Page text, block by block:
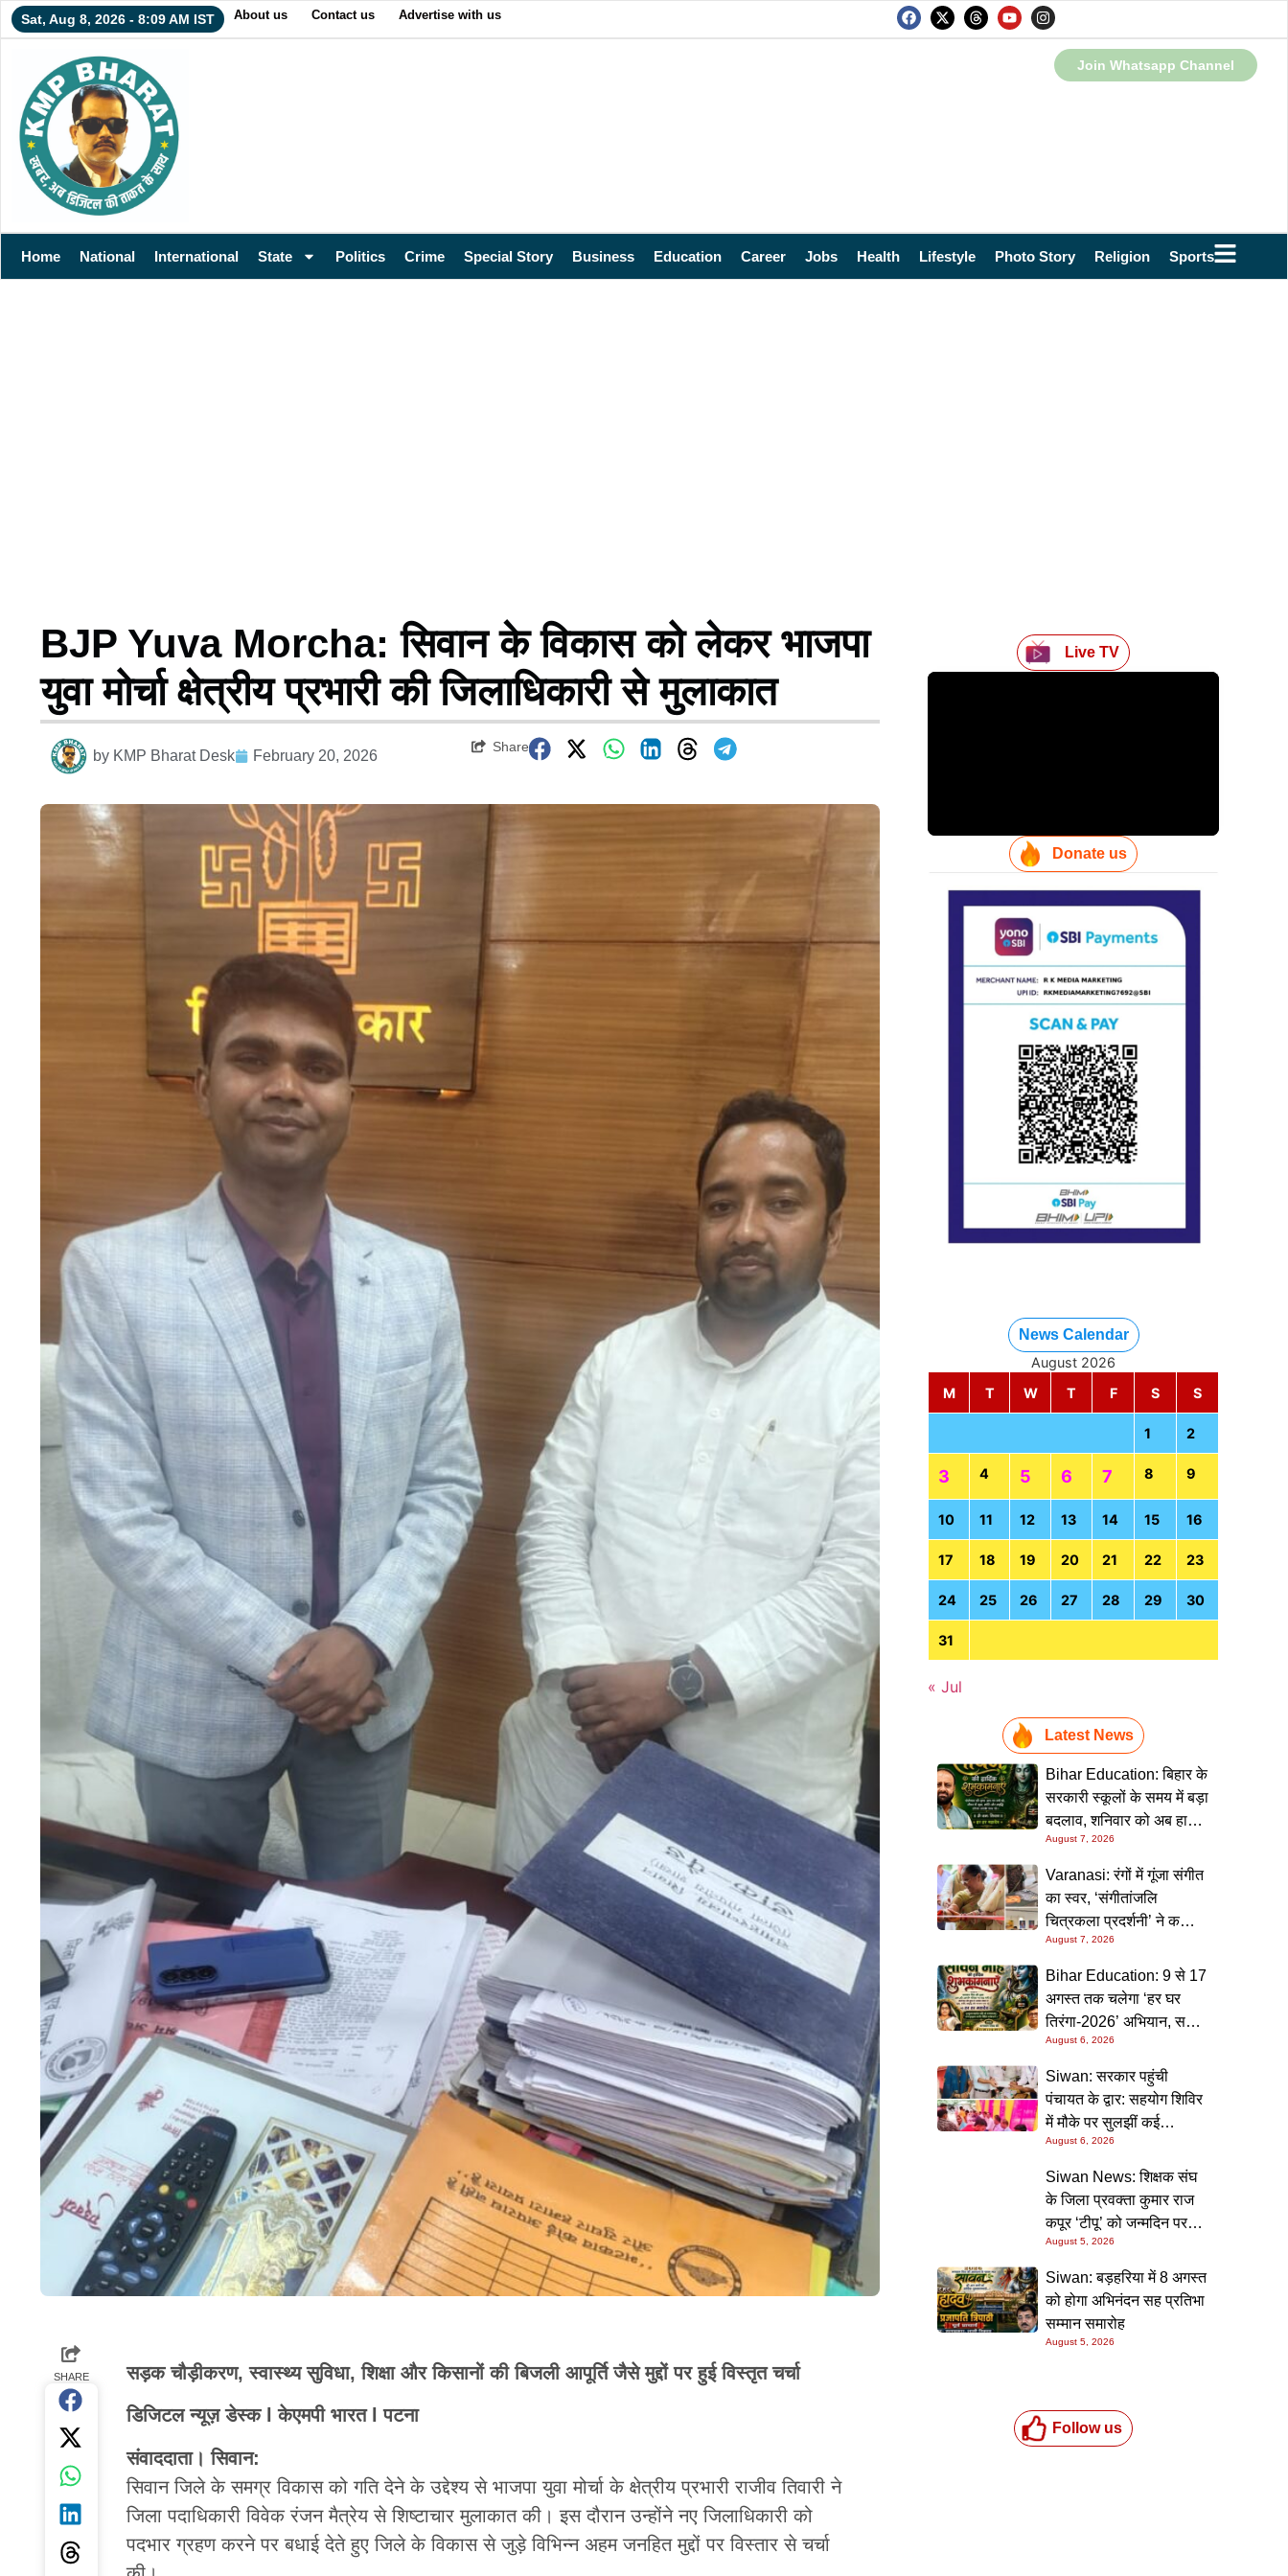
Sat, Aug 8, 2026 - 8:09 AM IST About us Contact us Advertise with us
Join Whatsapp Channel
Home National International State Politics Crime Special Story Business Education Career Jobs Health Lifestyle Photo Story Religion Sports
BJP Yuva Morcha: सिवान के विकास को लेकर भाजपा
युवा मोर्चा क्षेत्रीय प्रभारी की जिलाधिकारी से मुलाकात
by KMP Bharat Desk February 20, 2026
Share
SHARE सड़क चौड़ीकरण, स्वास्थ्य सुविधा, शिक्षा और किसानों की बिजली आपूर्ति जैसे मुद्दों पर हुई विस्तृत चर्चा
डिजिटल न्यूज़ डेस्क l केएमपी भारत l पटना
संवाददाता। सिवान:
सिवान जिले के समग्र विकास को गति देने के उद्देश्य से भाजपा युवा मोर्चा के क्षेत्रीय प्रभारी राजीव तिवारी ने
जिला पदाधिकारी विवेक रंजन मैत्रेय से शिष्टाचार मुलाकात की। इस दौरान उन्होंने नए जिलाधिकारी को
पदभार ग्रहण करने पर बधाई देते हुए जिले के विकास से जुड़े विभिन्न अहम जनहित मुद्दों पर विस्तार से चर्चा
Live TV
Donate us
News Calendar
August 2026
M
T W T F S S
1 2
3 4 5 6 7 8 9
10 11 12 13 14 15 16
17 18 19 20 21 22 23
24 25 26 27 28 29 30
31
« Jul
Latest News
Bihar Education: बिहार के
सरकारी स्कूलों के समय में बड़ा
बदलाव, शनिवार को अब हाफ
डे रहेगा विद्यालय
August 7, 2026
Varanasi: रंगों में गूंजा संगीत
का स्वर, ‘संगीतांजलि
चित्रकला प्रदर्शनी’ ने कला
प्रेमियों को किया मंत्रमुग्ध
August 7, 2026
Bihar Education: 9 से 17
अगस्त तक चलेगा ‘हर घर
तिरंगा-2026’ अभियान, सभी
स्कूलों को दिए गए विस्तृत
निर्देश
August 6, 2026
Siwan: सरकार पहुंची
पंचायत के द्वार: सहयोग शिविर
में मौके पर सुलझीं कई
समस्याएं, 30 दिन में समाधान
की गारंटी
August 6, 2026
Siwan News: शिक्षक संघ
के जिला प्रवक्ता कुमार राज
कपूर ‘टीपू’ को जन्मदिन पर
मिली शुभकामनाओं की सौगात
August 5, 2026
Siwan: बड़हरिया में 8 अगस्त
को होगा अभिनंदन सह प्रतिभा
सम्मान समारोह
August 5, 2026
Follow us